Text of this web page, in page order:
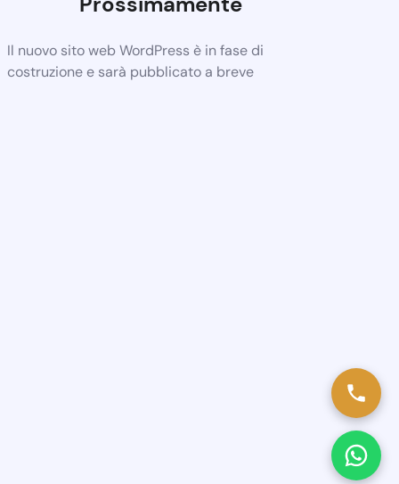
Il nuovo sito web WordPress è in fase di
costruzione e sarà pubblicato a breve